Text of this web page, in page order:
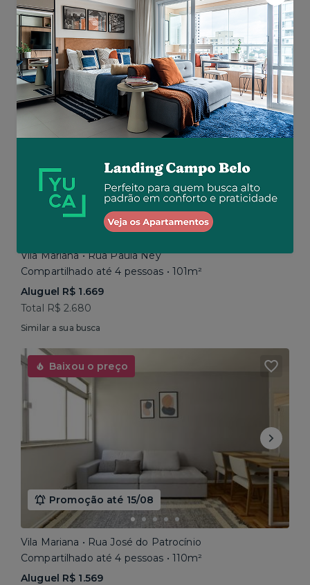
Aluguel R$ 1.777
Total R$ 2.843
Similar a sua busca
Em breve
Vila Mariana • Rua Paula Ney
Compartilhado até 4 pessoas • 101m²
Aluguel R$ 1.669
Total R$ 2.680
Similar a sua busca
Baixou o preço
Promoção até 15/08
Vila Mariana • Rua José do Patrocínio
Compartilhado até 4 pessoas • 110m²
Aluguel R$ 1.569